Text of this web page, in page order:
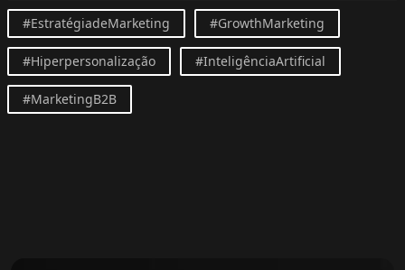
#EstratégiadeMarketing #GrowthMarketing
#Hiperpersonalização #InteligênciaArtificial
#MarketingB2B